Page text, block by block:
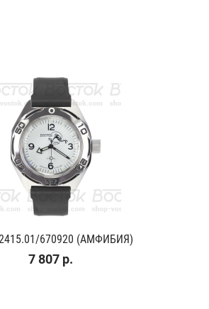
670920 (АМФИБИЯ)
7 807 р.